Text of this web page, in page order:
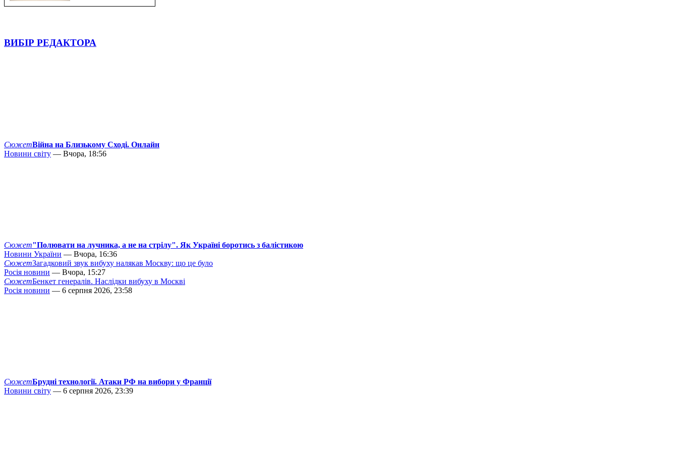
ВИБІР РЕДАКТОРА
СюжетВійна на Близькому Сході. Онлайн
Новини світу — Вчора, 18:56
Сюжет"Полювати на лучника, а не на стрілу". Як Україні боротись з балістикою
Новини України — Вчора, 16:36
СюжетЗагадковий звук вибуху налякав Москву: що це було
Росія новини — Вчора, 15:27
СюжетБенкет генералів. Наслідки вибуху в Москві
Росія новини — 6 серпня 2026, 23:58
СюжетБрудні технології. Атаки РФ на вибори у Франції
Новини світу — 6 серпня 2026, 23:39